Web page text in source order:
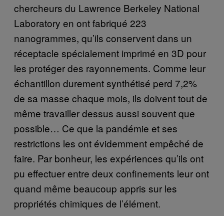
chercheurs du Lawrence Berkeley National
Laboratory en ont fabriqué 223
nanogrammes, qu’ils conservent dans un
réceptacle spécialement imprimé en 3D pour
les protéger des rayonnements. Comme leur
échantillon durement synthétisé perd 7,2%
de sa masse chaque mois, ils doivent tout de
même travailler dessus aussi souvent que
possible… Ce que la pandémie et ses
restrictions les ont évidemment empêché de
faire. Par bonheur, les expériences qu’ils ont
pu effectuer entre deux confinements leur ont
quand même beaucoup appris sur les
propriétés chimiques de l’élément.